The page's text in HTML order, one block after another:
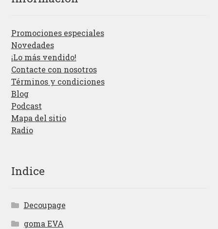
Promociones especiales
Novedades
¡Lo más vendido!
Contacte con nosotros
Términos y condiciones
Blog
Podcast
Mapa del sitio
Radio
Indice
Decoupage
goma EVA